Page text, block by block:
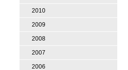
2010
2009
2008
2007
2006